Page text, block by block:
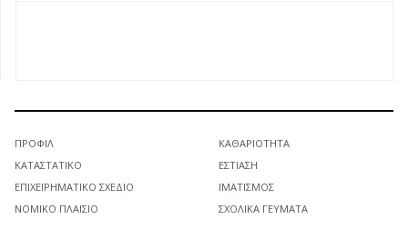
ΠΡΟΦΊΛ
ΚΑΤΑΣΤΑΤΙΚΌ
ΕΠΙΧΕΙΡΗΜΑΤΙΚΌ ΣΧΈΔΙΟ
ΝΟΜΙΚΌ ΠΛΑΊΣΙΟ
ΚΑΘΑΡΙΌΤΗΤΑ
ΕΣΤΊΑΣΗ
ΙΜΑΤΙΣΜΌΣ
ΣΧΟΛΙΚΆ ΓΕΎΜΑΤΑ